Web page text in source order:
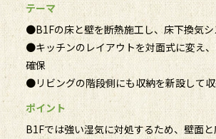
テーマ
●B1Fの床と壁を断熱施工し、床下換気
●キッチンのレイアウトを対面式に変え
確保
●リビングの階段側にも収納を新設して
ポイント
B1Fでは強い湿気に対処するため、壁面